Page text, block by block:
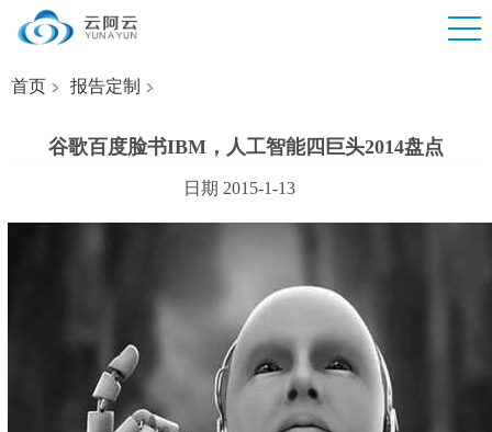
首页 报告定制
谷歌百度脸书IBM，人工智能四巨头2014盘点
日期 2015-1-13